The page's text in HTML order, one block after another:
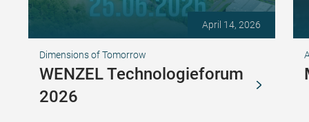
April 14, 2026
Dimensions of Tomorrow
WENZEL Technologieforum
2026